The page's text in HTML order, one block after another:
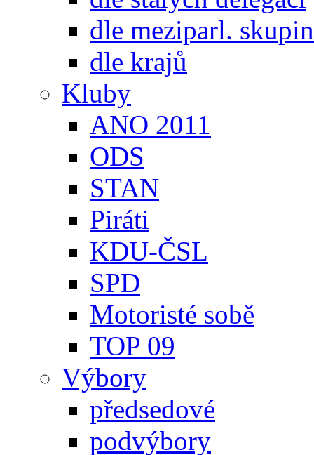
dle meziparl. skupin
dle krajů
Kluby
ANO 2011
ODS
STAN
Piráti
KDU-ČSL
SPD
Motoristé sobě
TOP 09
Výbory
předsedové
podvýbory